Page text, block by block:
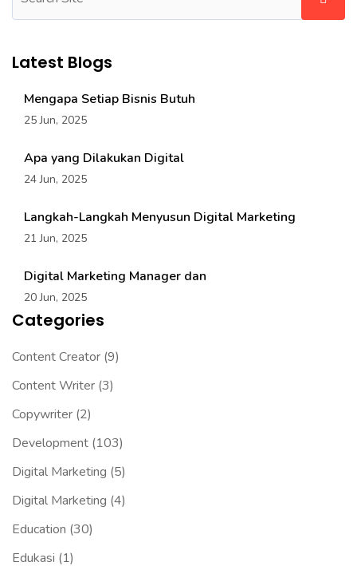
Latest Blogs
Mengapa Setiap Bisnis Butuh
25 Jun, 2025
Apa yang Dilakukan Digital
24 Jun, 2025
Langkah-Langkah Menyusun Digital Marketing
21 Jun, 2025
Digital Marketing Manager dan
20 Jun, 2025
Categories
Content Creator (9)
Content Writer (3)
Copywriter (2)
Development (103)
Digital Marketing (5)
Digital Marketing (4)
Education (30)
Edukasi (1)